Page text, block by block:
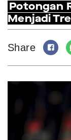
INSPIRING
INSPIRING
TRENDING
MLDPODCAST
VIDEOS
Potongan
Menjadi
Share